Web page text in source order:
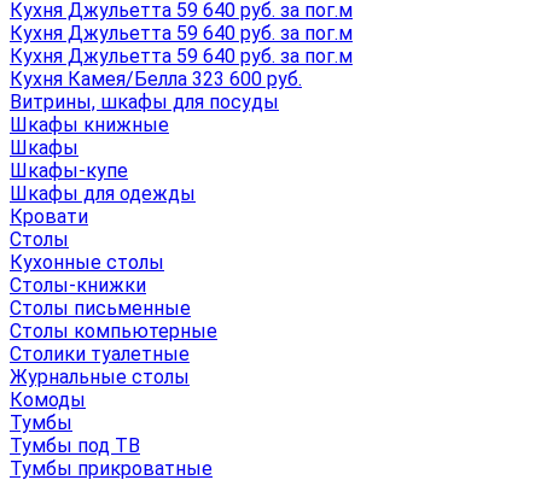
Кухня Джульетта 59 640 руб. за пог.м
Кухня Джульетта 59 640 руб. за пог.м
Кухня Джульетта 59 640 руб. за пог.м
Кухня Камея/Белла 323 600 руб.
Витрины, шкафы для посуды
Шкафы книжные
Шкафы
Шкафы-купе
Шкафы для одежды
Кровати
Столы
Кухонные столы
Столы-книжки
Столы письменные
Столы компьютерные
Столики туалетные
Журнальные столы
Комоды
Тумбы
Тумбы под ТВ
Тумбы прикроватные